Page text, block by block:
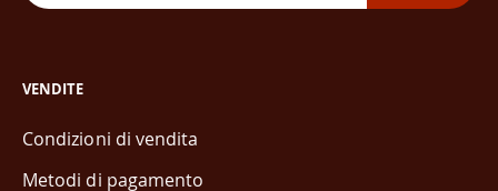
VENDITE
Condizioni di vendita
Metodi di pagamento